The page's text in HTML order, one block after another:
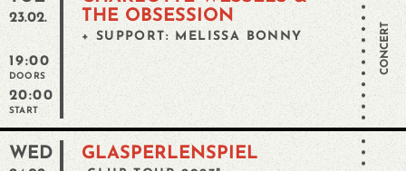
23.02.
19:00
DOORS
20:00
START
THE OBSESSION
+ SUPPORT: MELISSA BONNY CONCERT
WED GLASPERLENSPIEL